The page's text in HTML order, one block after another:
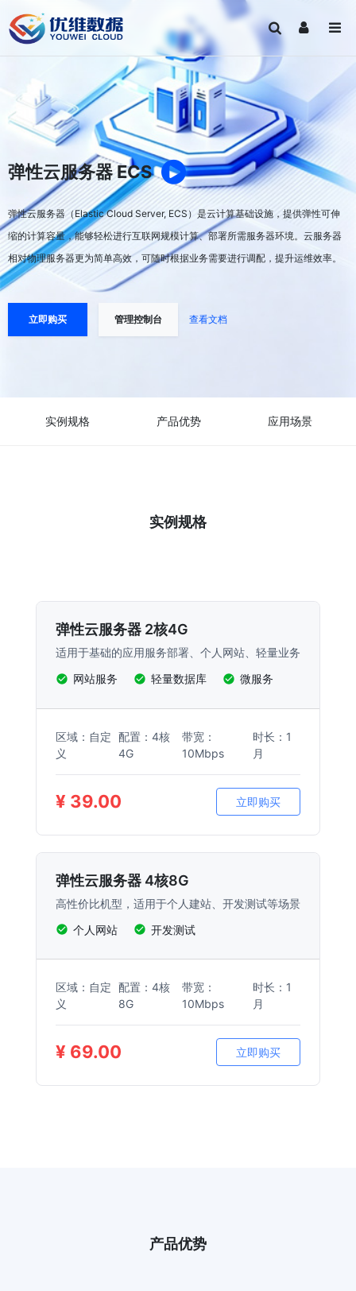
弹性云服务器 ECS
弹性云服务器（Elastic Cloud Server, ECS）是云计算基础设施，提供弹性可伸
缩的计算容量，能够轻松进行互联网规模计算、部署所需服务器环境。云服务器
相对物理服务器更为简单高效，可随时根据业务需要进行调配，提升运维效率。
立即购买 管理控制台 查看文档
实例规格 产品优势 应用场景
实例规格
弹性云服务器 2核4G
适用于基础的应用服务部署、个人网站、轻量业务
网站服务
轻量数据库 微服务
区域：自定
义
配置：4核
4G
带宽：
10Mbps
时长：1
月
¥ 39.00 立即购买
弹性云服务器 4核8G
高性价比机型，适用于个人建站、开发测试等场景
个人网站
开发测试
区域：自定
义
配置：4核
8G
带宽：
10Mbps
时长：1
月
¥ 69.00 立即购买
产品优势